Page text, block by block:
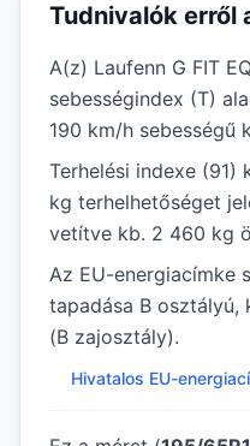
Tudnivalók erről
A(z) Laufenn G FIT
sebességindex (T)
190 km/h sebességű
Terhelési indexe (91)
kg terhelhetőséget
vetítve kb. 2 460 kg
Az EU-energiacímke
tapadása B osztályú,
(B zajosztály).
Hivatalos EU-